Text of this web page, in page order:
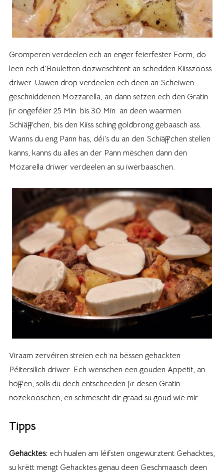
Gromperen verdeelen ech an enger feierfester Form, do
leen ech d’Bouletten dozwëschtent an schëdden Kiisszooss
driwer. Uawen drop verdeelen ech deen an Scheiwen
geschniddenen Mozzarella, an dann setzen ech den Gratin
fir ongeféier 25 Min. bis 30 Min. an deen waarmen
Schiäffchen, bis den Kiiss sching goldbrong gebaasch ass.
Wanns du eng Pann has, déi’s du an den Schiäffchen stellen
kanns, kanns du alles an der Pann mëschen dann den
Mozarella driwer verdeelen an su iwerbaaschen.
Viraam zervéiren streien ech na bëssen gehackten
Péitersilich driwer. Ech wënschen een gouden Appetit, an
hoffen, solls du dëch entscheeden fir dësen Gratin
nozekooschen, en schmëscht dir graad su goud wie mir.
Tipps
Gehacktes:ech hualen am léifsten ongewürztent Gehacktes,
su krëtt mengt Gehacktes genau deen Geschmaasch deen